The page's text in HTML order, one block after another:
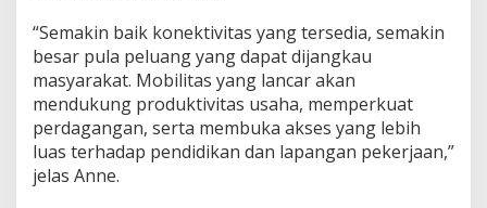
“Semakin baik konektivitas yang tersedia, semakin
besar pula peluang yang dapat dijangkau
masyarakat. Mobilitas yang lancar akan
mendukung produktivitas usaha, memperkuat
perdagangan, serta membuka akses yang lebih
luas terhadap pendidikan dan lapangan pekerjaan,”
jelas Anne.